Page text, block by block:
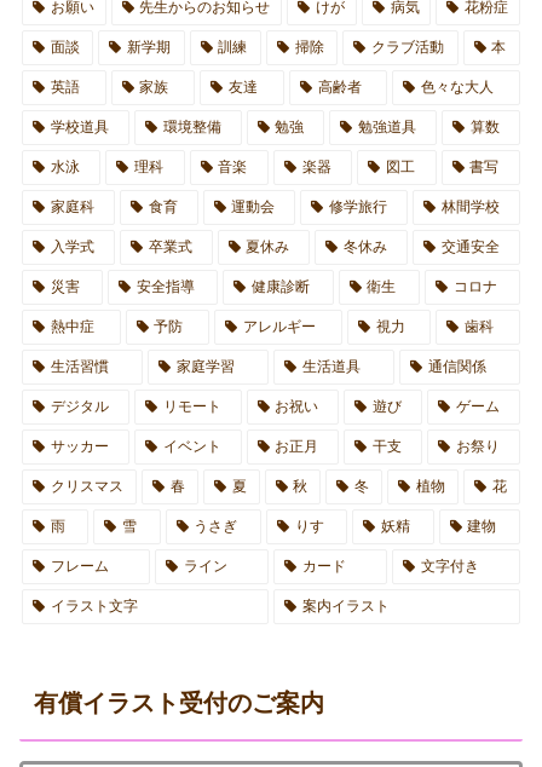
お願い 先生からのお知らせ けが 病気 花粉症
面談 新学期 訓練 掃除 クラブ活動 本
英語 家族 友達 高齢者 色々な大人
学校道具 環境整備 勉強 勉強道具 算数
水泳 理科 音楽 楽器 図工 書写
家庭科 食育 運動会 修学旅行 林間学校
入学式 卒業式 夏休み 冬休み 交通安全
災害 安全指導 健康診断 衛生 コロナ
熱中症 予防 アレルギー 視力 歯科
生活習慣 家庭学習 生活道具 通信関係
デジタル リモート お祝い 遊び ゲーム
サッカー イベント お正月 干支 お祭り
クリスマス 春 夏 秋 冬 植物 花
雨 雪 うさぎ りす 妖精 建物
フレーム ライン カード 文字付き
イラスト文字 案内イラスト
有償イラスト受付のご案内